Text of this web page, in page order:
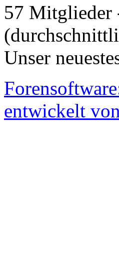
57 Mitglieder
Unser
entwickelt von